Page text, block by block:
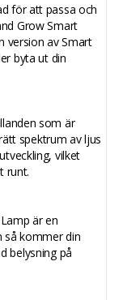
för att passa och
Grow Smart
version av Smart
byta ut din
som är
spektrum av ljus
vilket
runt.
är en
så kommer din
belysning på